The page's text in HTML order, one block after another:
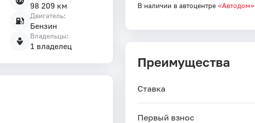
В наличии в автоцентре «Автодом»
Преимущества
Ставка
Первый взнос
98 209 км
Двигатель:
Бензин
Владельцы:
1 владелец